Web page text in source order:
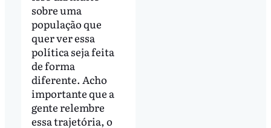
sobre uma
população que
quer ver essa
política seja feita
de forma
diferente. Acho
importante que a
gente relembre
essa trajetória, o